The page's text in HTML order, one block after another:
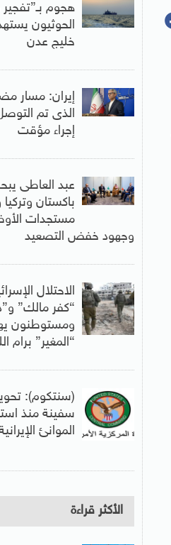
هجوم
الحوثيون
خليج عدن
إيران: مسار
الذى تم
إجراء مؤقت
عبد العاطى
باكستان
مستجدات
وجهود خفض التصعيد
الاحتلال
“كفر مالك”
ومستوطنون
“المغير” برام
سفينة منذ
الموانئ
الأكثر قراءة